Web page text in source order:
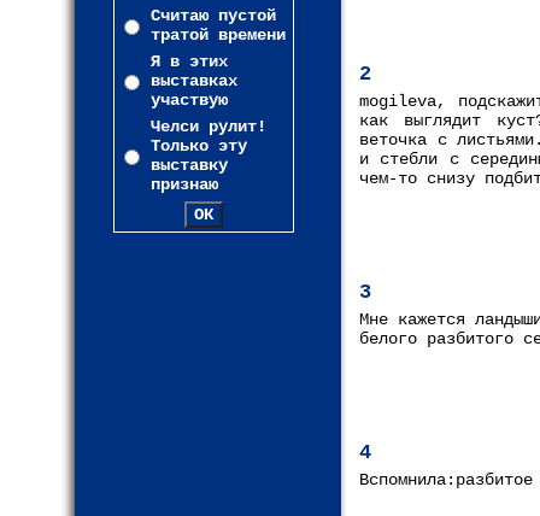
Считаю пустой
тратой времени
Я в этих
выставках
участвую
Челси рулит!
Только эту
выставку
признаю
2
mogileva,
как выглядит
веточка с
и стебли с
чем-то снизу
3
Мне кажется
белого разбитого
4